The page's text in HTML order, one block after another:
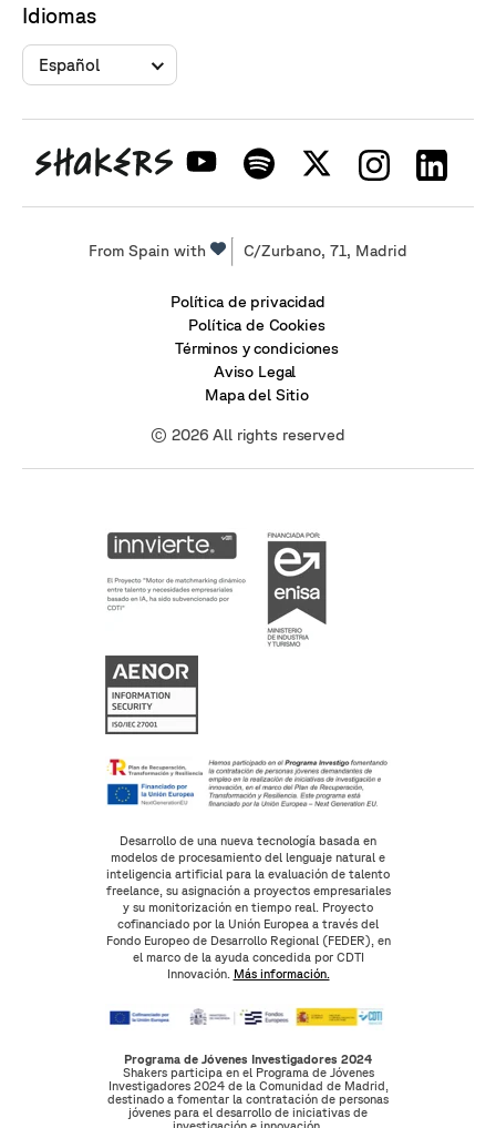
Idiomas
Español
From Spain with C/Zurbano, 71, Madrid
Política de privacidad
Política de Cookies
Términos y condiciones
Aviso Legal
Mapa del Sitio
© 2026 All rights reserved
Desarrollo de una nueva tecnología basada en
modelos de procesamiento del lenguaje natural e
inteligencia artificial para la evaluación de talento
freelance, su asignación a proyectos empresariales
y su monitorización en tiempo real. Proyecto
cofinanciado por la Unión Europea a través del
Fondo Europeo de Desarrollo Regional (FEDER), en
el marco de la ayuda concedida por CDTI
Innovación. Más información.
Programa de Jóvenes Investigadores 2024
Shakers participa en el Programa de Jóvenes
Investigadores 2024 de la Comunidad de Madrid,
destinado a fomentar la contratación de personas
jóvenes para el desarrollo de iniciativas de